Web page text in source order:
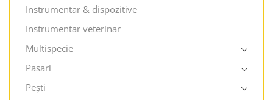
Instrumentar & dispozitive
Instrumentar veterinar
Multispecie
Pasari
Pești